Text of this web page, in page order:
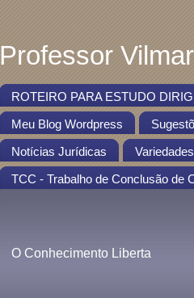
Professor Vilmar
ROTEIRO PARA ESTUDO
Meu Blog Wordpress
Notícias Jurídicas Variedades
TCC - Trabalho de Conclusão de
O Conhecimento Liberta